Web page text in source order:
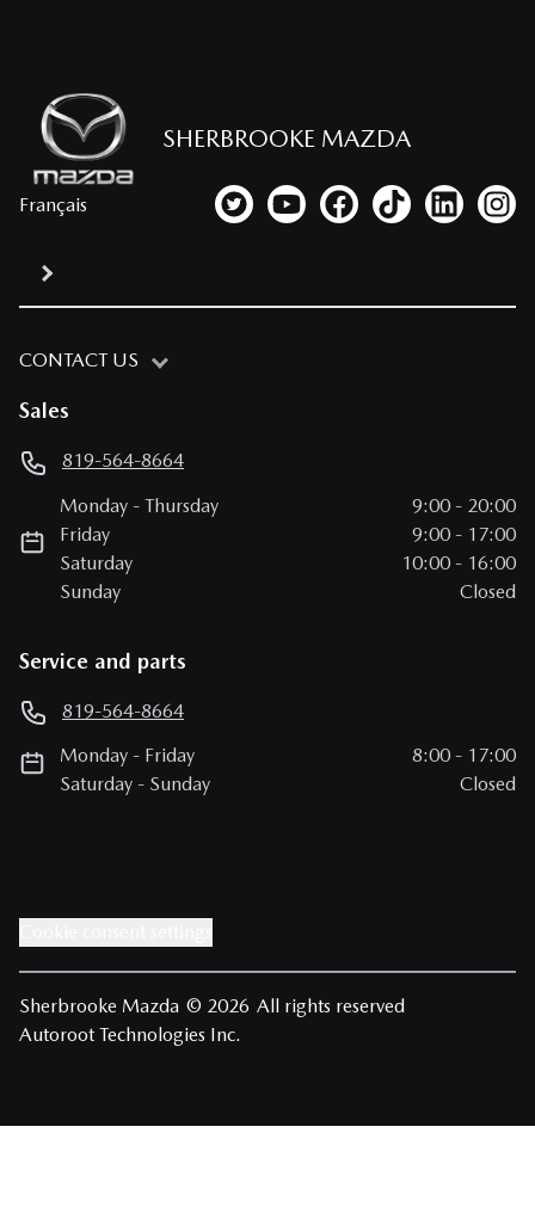
SHERBROOKE MAZDA
Français Link to our Twitter account
Link to our YouTube channel
Link to our Facebook
Link to ourLink to our
Link
CONTACT US
Sales
819-564-8664
Monday -Thursday 9:00 - 20:00
Friday
9:00 - 17:00
Saturday
10:00 - 16:00
Sunday
Closed
Service and parts
819-564-8664
Monday - Friday 8:00 - 17:00
Saturday - Sunday Closed
Sherbrooke Mazda © 2026 All rights reserved
Autoroot Technologies Inc.